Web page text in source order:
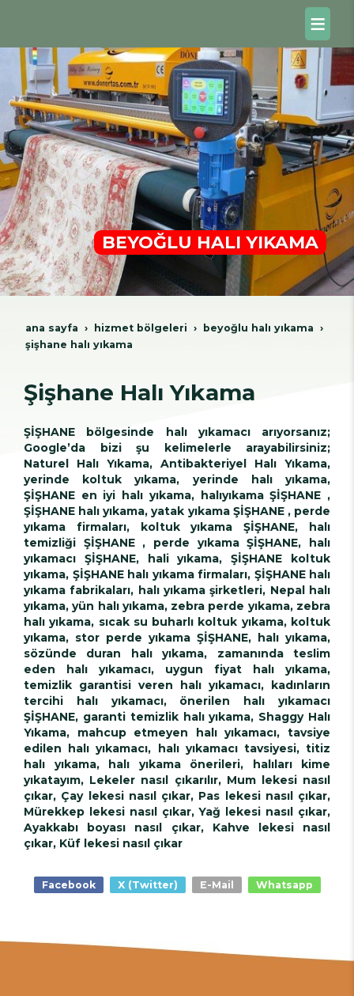
BEYOĞLU HALI YIKAMA
ana sayfa hi̇zmet bölgeleri̇
beyoğlu hali yikama
şişhane halı yıkama
Şişhane Halı Yıkama
ŞİŞHANE bölgesinde halı yıkamacı arıyorsanız;
Google’da bizi şu kelimelerle arayabilirsiniz;
Naturel Halı Yıkama, Antibakteriyel Halı Yıkama,
yerinde koltuk yıkama, yerinde halı yıkama,
ŞİŞHANE en iyi halı yıkama, halıyıkama ŞİŞHANE ,
ŞİŞHANE halı yıkama, yatak yıkama ŞİŞHANE , perde
yıkama firmaları, koltuk yıkama ŞİŞHANE, halı
temizliği ŞİŞHANE , perde yıkama ŞİŞHANE, halı
yıkamacı ŞİŞHANE, hali yıkama, ŞİŞHANE koltuk
yıkama, ŞİŞHANE halı yıkama firmaları, ŞİŞHANE halı
yıkama fabrikaları, halı yıkama şirketleri, Nepal halı
yıkama, yün halı yıkama, zebra perde yıkama, zebra
halı yıkama, sıcak su buharlı koltuk yıkama, koltuk
yıkama, stor perde yıkama ŞİŞHANE, halı yıkama,
sözünde duran halı yıkama, zamanında teslim
eden halı yıkamacı, uygun fiyat halı yıkama,
temizlik garantisi veren halı yıkamacı, kadınların
tercihi halı yıkamacı, önerilen halı yıkamacı
ŞİŞHANE, garanti temizlik halı yıkama, Shaggy Halı
Yıkama, mahcup etmeyen halı yıkamacı, tavsiye
edilen halı yıkamacı, halı yıkamacı tavsiyesi, titiz
halı yıkama, halı yıkama önerileri, halıları kime
yıkatayım, Lekeler nasıl çıkarılır, Mum lekesi nasıl
çıkar, Çay lekesi nasıl çıkar, Pas lekesi nasıl çıkar,
Mürekkep lekesi nasıl çıkar, Yağ lekesi nasıl çıkar,
Ayakkabı boyası nasıl çıkar, Kahve lekesi nasıl
çıkar, Küf lekesi nasıl çıkar
Facebook X (Twitter) E-Mail Whatsapp